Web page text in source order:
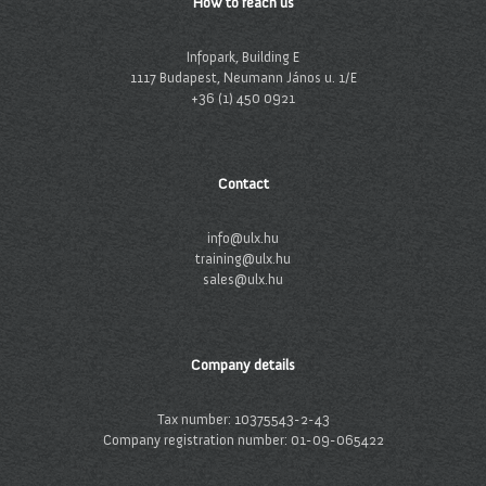
Infopark, Building E
1117 Budapest, Neumann János u. 1/E
+36 (1) 450 0921
Contact
info@ulx.hu
training@ulx.hu
sales@ulx.hu
Company details
Tax number: 10375543-2-43
Company registration number: 01-09-065422